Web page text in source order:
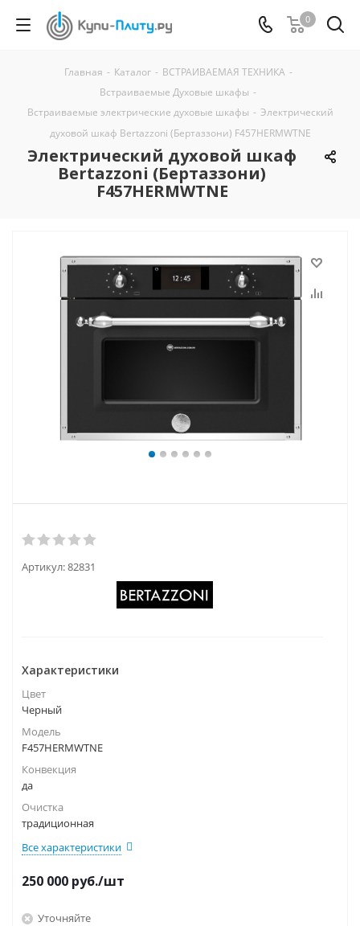
0
Главная - Каталог - ВСТРАИВАЕМАЯ ТЕХНИКА -
Встраиваемые Духовые шкафы -
Встраиваемые электрические духовые шкафы - Электрический
духовой шкаф Bertazzoni (Бертаззони) F457HERMWTNE
Электрический духовой шкаф
Bertazzoni (Бертаззони)
F457HERMWTNE
Артикул:82831
Характеристики
Цвет
Черный
Модель
F457HERMWTNE
Конвекция
да
Очистка
традиционная
Все характеристики
250 000 руб./шт
Уточняйте